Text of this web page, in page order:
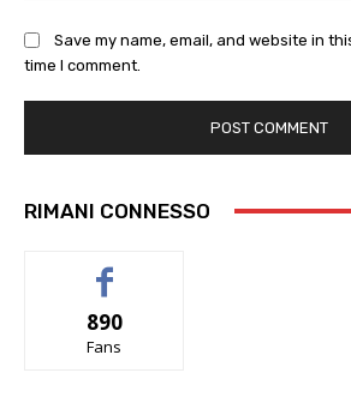
Save my name, email, and website in
time I comment.
RIMANI CONNESSO
890
Fans